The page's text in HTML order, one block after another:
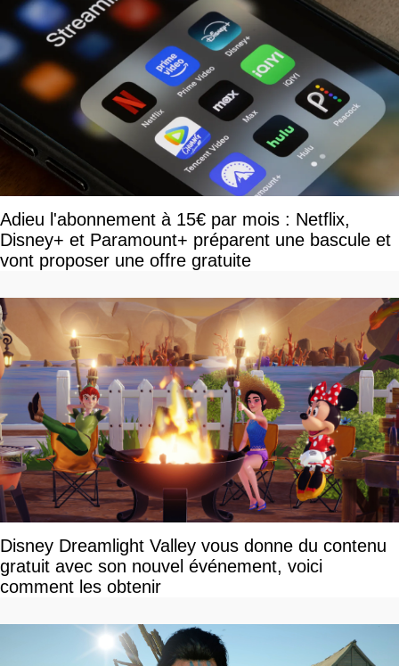
Adieu l'abonnement à 15€ par mois : Netflix,
Disney+ et Paramount+ préparent une bascule et
vont proposer une offre gratuite
Disney Dreamlight Valley vous donne du contenu
gratuit avec son nouvel événement, voici
comment les obtenir